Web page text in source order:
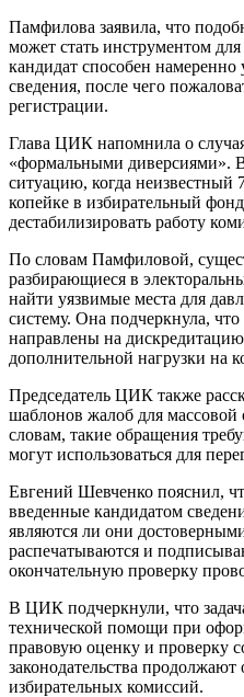
Памфилова заявила, что
может стать инструментом
кандидат способен намеренно
сведения, после чего
регистрации.
Глава ЦИК напомнила о
«формальными диверсиями».
ситуацию, когда неизвестный
копейке в избирательный
дестабилизировать работу
По словам Памфиловой,
разбирающиеся в
найти уязвимые места для
систему. Она подчеркнула,
направлены на
дополнительной нагрузки на
Председатель ЦИК также
шаблонов жалоб для
словам, такие обращения
могут использоваться для
Евгений Шевченко пояснил,
введенные кандидатом
являются ли они
распечатываются и
окончательную проверку
В ЦИК подчеркнули, что
технической помощи при
правовую оценку и проверку
законодательства
избирательных комиссий.